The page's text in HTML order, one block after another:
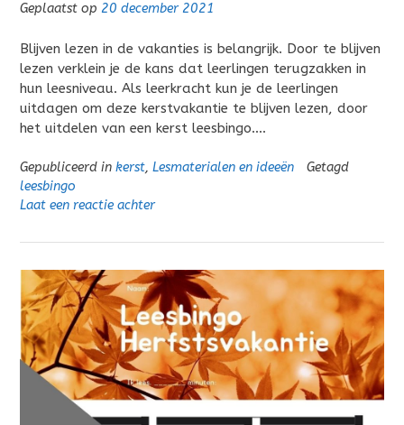
Geplaatst op 20 december 2021
Blijven lezen in de vakanties is belangrijk. Door te blijven
lezen verklein je de kans dat leerlingen terugzakken in
hun leesniveau. Als leerkracht kun je de leerlingen
uitdagen om deze kerstvakantie te blijven lezen, door
het uitdelen van een kerst leesbingo….
Gepubliceerd in kerst, Lesmaterialen en ideeën
Getagd
leesbingo
Laat een reactie achter